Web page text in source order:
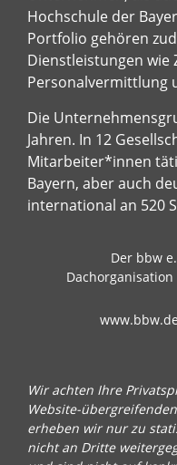
Hochschule der
Portfolio gehören
Dienstleistungen wie
Personalvermittlung
Die
Jahren. In 12
Mitarbeiter*innen
Bayern, aber auch
international an 520
Der bbw
Wir achten Ihre
Website-
erheben wir nur zu
nicht an Dritte